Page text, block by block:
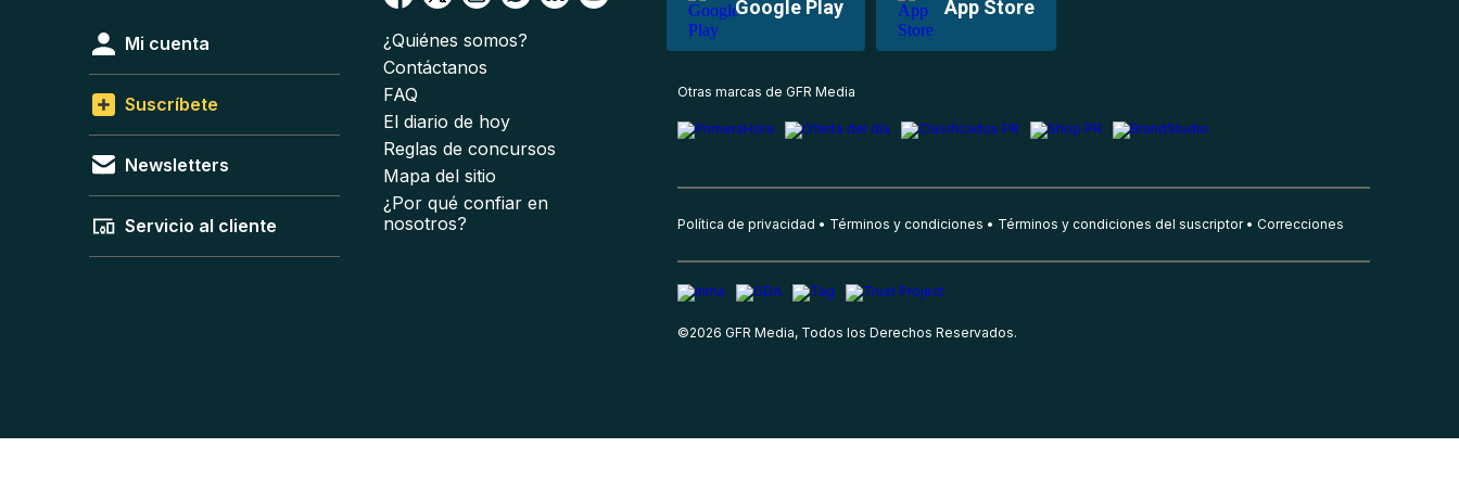
Google Play App Store
Mi cuenta
Suscríbete
Newsletters
Servicio al cliente
¿Quiénes somos?
Contáctanos
FAQ
El diario de hoy
Reglas de concursos
Mapa del sitio
¿Por qué confiar en
nosotros?
Otras marcas de GFR Media
Política de privacidad Términos y condiciones Términos y condiciones del suscriptor Correcciones
©2026 GFR Media, Todos los Derechos Reservados.